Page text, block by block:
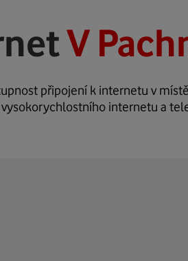
V
připojení k internetu v
internetu a